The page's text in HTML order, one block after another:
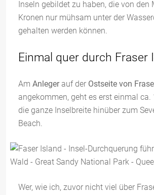
Inseln gebildet zu haben, die von den
Kronen nur mühsam unter der
gehalten werden können.
Einmal quer durch Fraser
Am Anlegerauf der Ostseite von
angekommen, geht es erst einmal ca.
die ganze Inselbreite hinüber zum
Beach.
Wer, wie ich, zuvor nicht viel über